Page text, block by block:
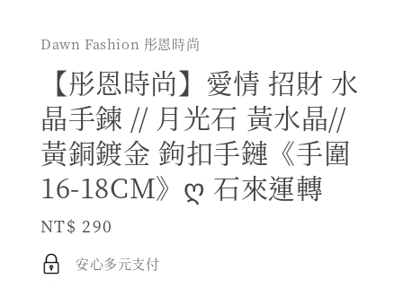
Dawn Fashion 彤恩時尚
【彤恩時尚】愛情 招財 水
晶手鍊 // 月光石 黃水晶//
黃銅鍍金 鉤扣手鏈《手圍
16-18CM》ღ 石來運轉
Regular
price
NT$ 290
安心多元支付